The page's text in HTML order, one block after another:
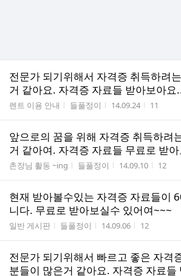
전문가 되기위해서 자격증 취득하려
거 같아요. 자격증 자료들 받아보아요
게시판명
렌트 이용 안내 작성자
들풀정이 작성시간
14.09.24 조회수
11
앞으로의 꿈을 위해 자격증 취득하려
거 같아여. 자격증 자료들 무료로 받
게시판명
촌장님 활동 ~ing 작성자
들풀정이 작성시간
14.09.10 조회수
12
현재 받아볼수있는 자격증 자료들이
니다. 무료로 받아보실수 있어여~~~
게시판명
일반 게시판 작성자
들풀정이 작성시간
14.09.06 조회수
12
전문가 되기위해서 빠르고 좋은 자격
분들이 많은거 같아요. 자격증 자료들